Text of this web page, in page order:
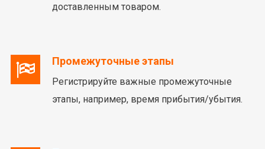
доставленным товаром.
Промежуточные этапы
Регистрируйте важные промежуточные
этапы, например, время прибытия/убытия.